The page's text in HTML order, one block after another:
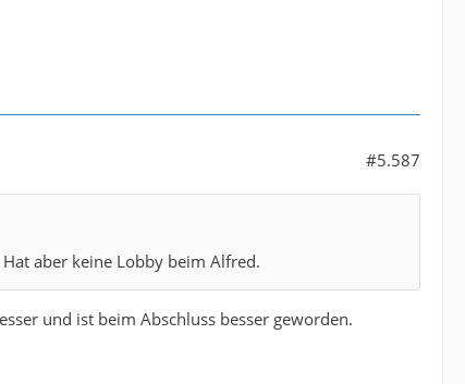
#5.587
aber keine Lobby beim Alfred.
und ist beim Abschluss besser geworden.